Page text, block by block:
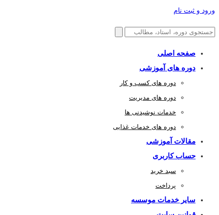
ورود و ثبت نام
صفحه اصلی
دوره های آموزشی
دوره های کسب و کار
دوره های مدیریت
خدمات نوشیدنی ها
دوره های خدمات غذایی
مقالات آموزشی
حساب کاربری
سبد خرید
پرداخت
سایر خدمات موسسه